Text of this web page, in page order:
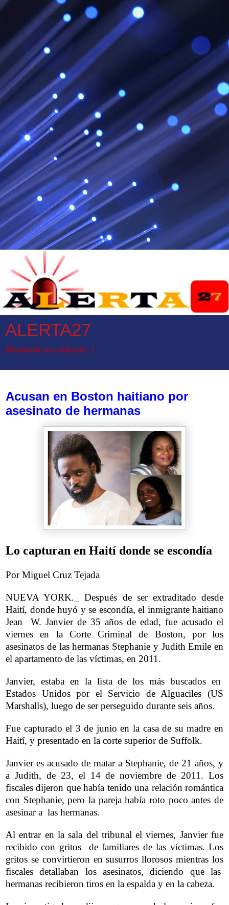
ALERTA27
Alertando con noticias...!
Acusan en Boston haitiano por
asesinato de hermanas
Lo capturan en Haití donde se escondía
Por Miguel Cruz Tejada
NUEVA YORK._ Después de ser extraditado desde
Haití, donde huyó y se escondía, el inmigrante haitiano
Jean W. Janvier de 35 años de edad, fue acusado el
viernes en la Corte Criminal de Boston, por los
asesinatos de las hermanas Stephanie y Judith Emile en
el apartamento de las víctimas, en 2011.
Janvier, estaba en la lista de los más buscados en
Estados Unidos por el Servicio de Alguaciles (US
Marshalls), luego de ser perseguido durante seis años.
Fue capturado el 3 de junio en la casa de su madre en
Haití, y presentado en la corte superior de Suffolk.
Janvier es acusado de matar a Stephanie, de 21 años, y
a Judith, de 23, el 14 de noviembre de 2011. Los
fiscales dijeron que había tenido una relación romántica
con Stephanie, pero la pareja había roto poco antes de
asesinar a las hermanas.
Al entrar en la sala del tribunal el viernes, Janvier fue
recibido con gritos de familiares de las víctimas. Los
gritos se convirtieron en susurros llorosos mientras los
fiscales detallaban los asesinatos, diciendo que las
hermanas recibieron tiros en la espalda y en la cabeza.